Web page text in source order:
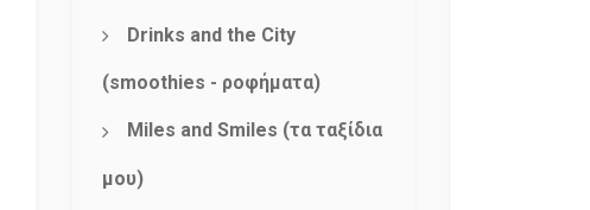
Drinks and the City
(smoothies - ροφήματα)
Miles and Smiles (τα ταξίδια
μου)